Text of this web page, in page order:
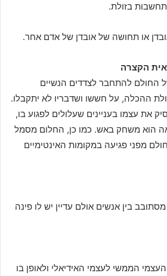
בזולת.
או תחושה של אובדן של אדם אחר.
הקצרה
החולם להתחבר לצדדים הנשיים
ההכלה, על חששו ושדבריו לא יתקבלו.
את עצמו בעניינים שעלולים לפגוע בו,
הוא משחק באש. כמו כן, החלום מסמל
מפני פגיעה במקומות האינטימיים
בין אנשים אולם עדיין יש לו פינה
הממשי לעצמי האידיאלי ולאופן בו